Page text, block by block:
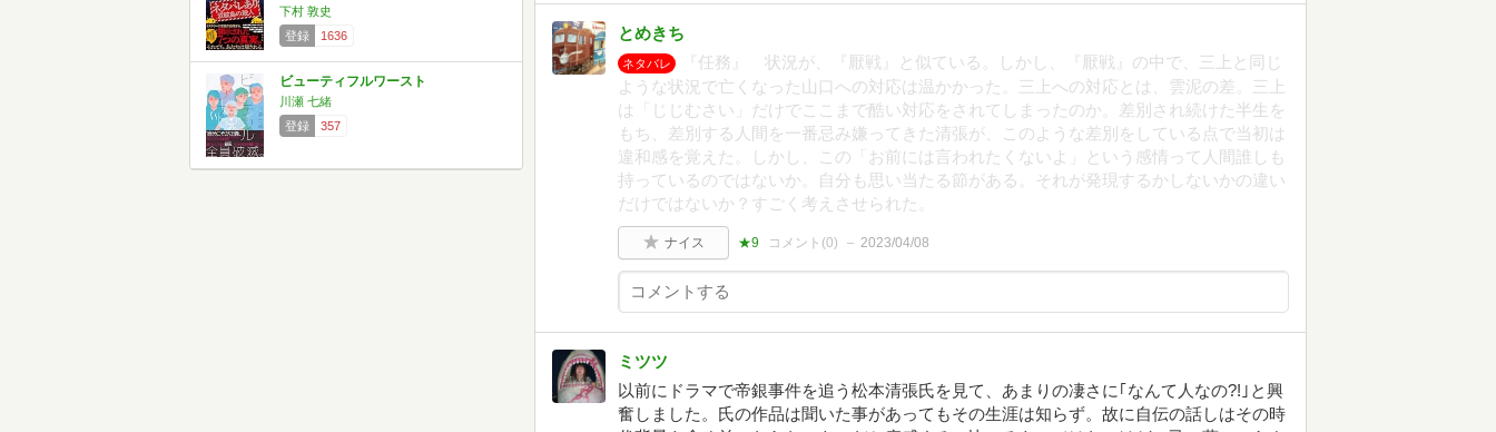
下村 敦史
登録
1636
ビューティフルワースト
川瀬 七緒
登録
357
とめきち
ネタバレ
『任務』 状況が、『厭戦』と似ている。しかし、『厭戦』の中で、三上と同じ
ような状況で亡くなった山口への対応は温かかった。三上への対応とは、雲泥の差。三上
は「じじむさい」だけでここまで酷い対応をされてしまったのか。差別され続けた半生を
もち、差別する人間を一番忌み嫌ってきた清張が、このような差別をしている点で当初は
違和感を覚えた。しかし、この「お前には言われたくないよ」という感情って人間誰しも
持っているのではないか。自分も思い当たる節がある。それが発現するかしないかの違い
だけではないか？すごく考えさせられた。
ナイス ★9 コメント(0) 2023/04/08
ミツツ
以前にドラマで帝銀事件を追う松本清張氏を見て、あまりの凄さに｢なんて人なの?!｣と興
奮しました。氏の作品は聞いた事があってもその生涯は知らず。故に自伝の話しはその時